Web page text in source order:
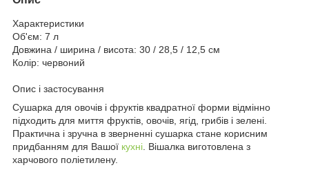
Характеристики
Об'єм: 7 л
Довжина / ширина / висота: 30 / 28,5 / 12,5 см
Колір: червоний
Опис і застосування
Сушарка для овочів і фруктів квадратної форми відмінно
підходить для миття фруктів, овочів, ягід, грибів і зелені.
Практична і зручна в зверненні сушарка стане корисним
придбанням для Вашої кухні . Вішалка виготовлена з
харчового поліетилену.